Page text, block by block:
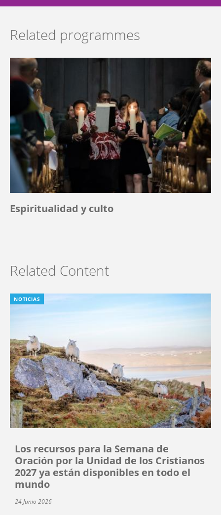
Related programmes
Espiritualidad y culto
Related Content
NOTICIAS
Los recursos para la Semana de
Oración por la Unidad de los Cristianos
2027 ya están disponibles en todo el
mundo
24 Junio 2026